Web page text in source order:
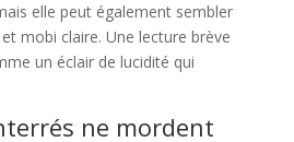
elle peut également sembler
mobi claire. Une lecture brève
un éclair de lucidité qui
ne mordent